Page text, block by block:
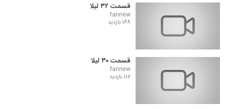
قسمت ۳۲ لیلا
fannew
168 بازدید
قسمت ۳۰ لیلا
fannew
112 بازدید